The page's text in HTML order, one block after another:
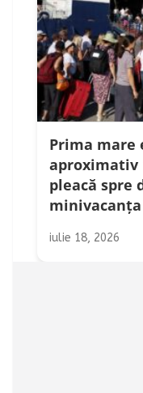
Prima mare
aproximativ
pleacă spre
iulie 18, 2026